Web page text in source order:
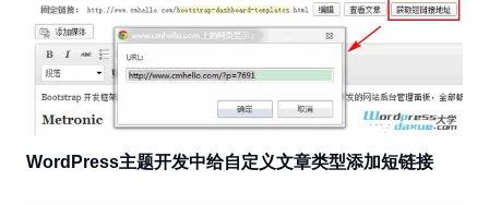
WordPress主题开发中给自定义文章类型添加短链接